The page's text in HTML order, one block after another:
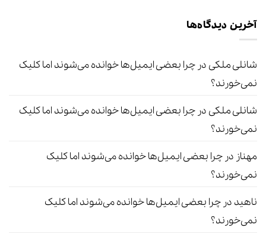
آخرین دیدگاه‌ها
شانلی ملکی در چرا بعضی ایمیل‌ها خوانده می‌شوند اما کلیک
نمی‌خورند؟
شانلی ملکی در چرا بعضی ایمیل‌ها خوانده می‌شوند اما کلیک
نمی‌خورند؟
مهناز در چرا بعضی ایمیل‌ها خوانده می‌شوند اما کلیک
نمی‌خورند؟
ناهید در چرا بعضی ایمیل‌ها خوانده می‌شوند اما کلیک
نمی‌خورند؟